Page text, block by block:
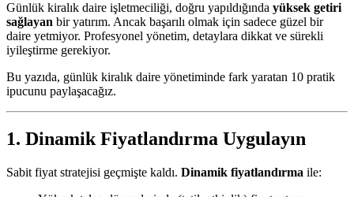
Günlük kiralık daire işletmeciliği, doğru yapıldığında yüksek getiri
sağlayan bir yatırım. Ancak başarılı olmak için sadece güzel bir
daire yetmiyor. Profesyonel yönetim, detaylara dikkat ve sürekli
iyileştirme gerekiyor.
Bu yazıda, günlük kiralık daire yönetiminde fark yaratan 10 pratik
ipucunu paylaşacağız.
1. Dinamik Fiyatlandırma Uygulayın
Sabit fiyat stratejisi geçmişte kaldı. Dinamik fiyatlandırma ile: